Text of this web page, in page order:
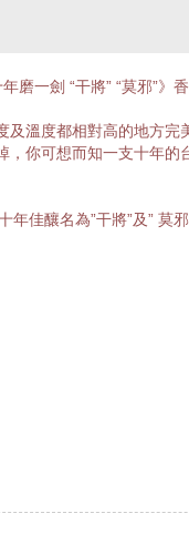
磨一劍 “干將” “莫邪”》
及溫度都相對高的地方完
你可想而知一支十年的
佳釀名為”干將”及” 莫